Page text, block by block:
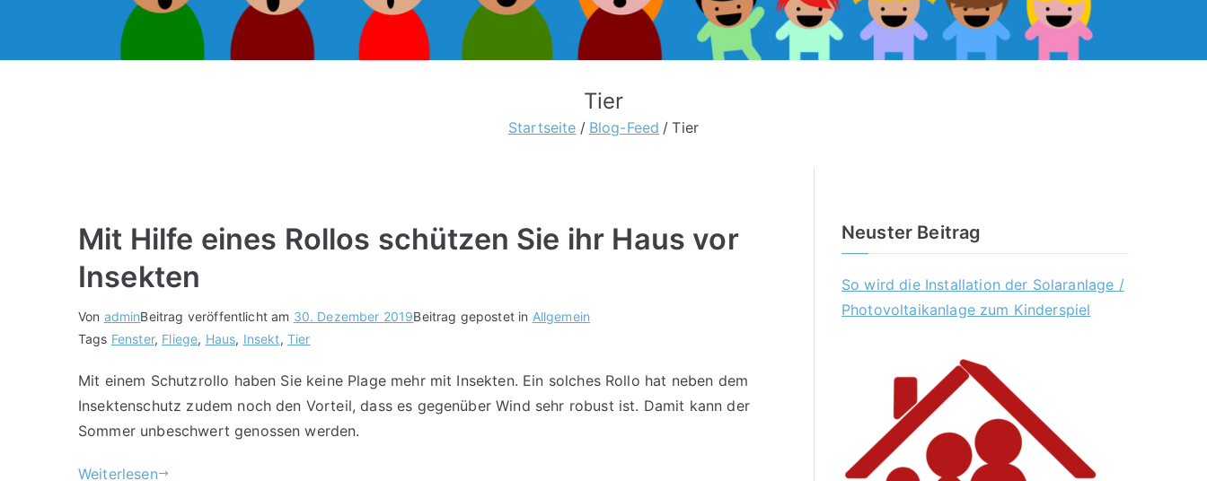
Tier
Startseite Blog-Feed Tier
Mit Hilfe eines Rollos schützen Sie ihr Haus vor
Insekten
Von adminBeitrag veröffentlicht am 30. Dezember 2019Beitrag gepostet in Allgemein
Tags Fenster, Fliege, Haus, Insekt, Tier
Mit einem Schutzrollo haben Sie keine Plage mehr mit Insekten. Ein solches Rollo hat neben dem
Insektenschutz zudem noch den Vorteil, dass es gegenüber Wind sehr robust ist. Damit kann der
Sommer unbeschwert genossen werden.
Weiterlesen
Neuster Beitrag
So wird die Installation der Solaranlage /
Photovoltaikanlage zum Kinderspiel